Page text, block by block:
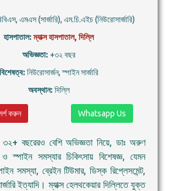
এমএস (সার্জারি), এম.চি.এইচ (নিউরোসার্জারি)
হাসপাতাল:ম্যাক্স হাসপাতাল, দিল্লি
অভিজ্ঞতা: +৩২ বছর
বিশেষত্ব: নিউরোসার্জন, স্পাইন সার্জারি
অবস্থান: দিল্লি
করুন Whatsapp Us
৩২+ বছরেরও বেশি অভিজ্ঞতা নিয়ে, ডাঃ অরুণ
স্পাইন সমস্যার চিকিৎসায় বিশেষজ্ঞ, যেমন
সমস্যা, ব্রেইন টিউমার, ডিস্ক রিপ্লেসমেন্ট,
ইত্যাদি। ম্যাক্স হেলথকেয়ার দিল্লিতে যুক্ত